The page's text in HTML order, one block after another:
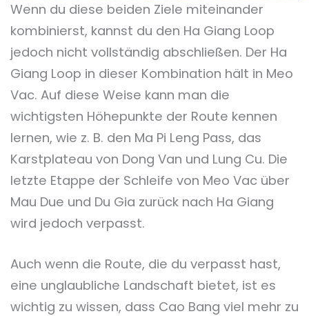
Wenn du diese beiden Ziele miteinander
kombinierst, kannst du den Ha Giang Loop
jedoch nicht vollständig abschließen. Der Ha
Giang Loop in dieser Kombination hält in Meo
Vac. Auf diese Weise kann man die
wichtigsten Höhepunkte der Route kennen
lernen, wie z. B. den Ma Pi Leng Pass, das
Karstplateau von Dong Van und Lung Cu. Die
letzte Etappe der Schleife von Meo Vac über
Mau Due und Du Gia zurück nach Ha Giang
wird jedoch verpasst.
Auch wenn die Route, die du verpasst hast,
eine unglaubliche Landschaft bietet, ist es
wichtig zu wissen, dass Cao Bang viel mehr zu